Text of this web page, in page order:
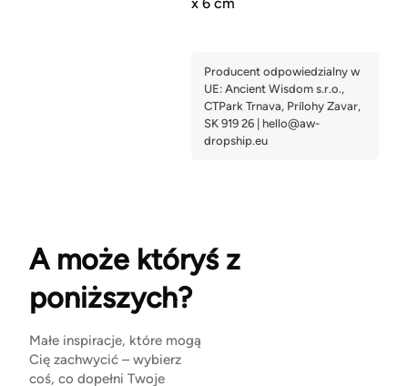
x 6 cm
A może któryś z
poniższych?
Małe inspiracje, które mogą
Cię zachwycić – wybierz
coś, co dopełni Twoje